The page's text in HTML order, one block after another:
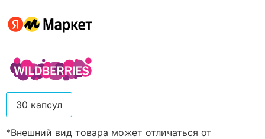
30 капсул
*Внешний вид товара может отличаться от